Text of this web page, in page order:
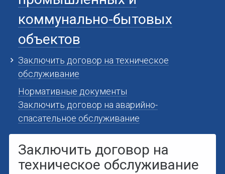
коммунально-бытовых
объектов
Заключить договор на техническое
обслуживание
Нормативные документы
Заключить договор на аварийно-
спасательное обслуживание
Заключить договор на
техническое обслуживание